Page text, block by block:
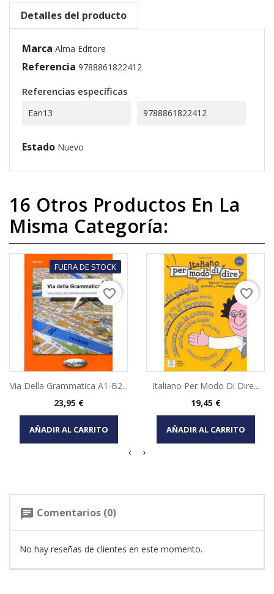
Detalles del producto
Marca Alma Editore
Referencia 9788861822412
Referencias específicas
Ean13 9788861822412
Estado Nuevo
16 Otros Productos En La
Misma Categoría:
FUERA DE STOCK
Via Della Grammatica A1-B2...
Precio
23,95 €
AÑADIR AL CARRITO
favorite_border
Italiano Per Modo Di Dire...
Precio
19,45 €
AÑADIR AL CARRITO
favorite_border
chat Comentarios (0)
No hay reseñas de clientes en este momento.